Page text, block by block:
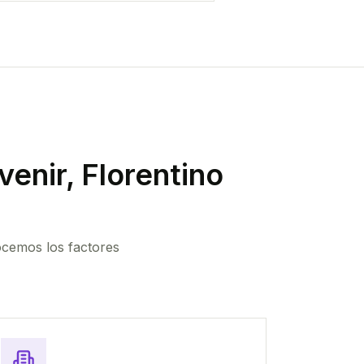
Florentino
los factores